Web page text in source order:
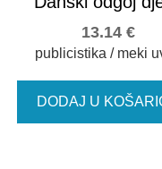
13.14€
publicistika / meki
DODAJ U